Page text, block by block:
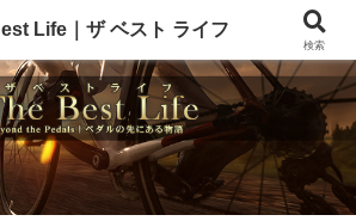
Life｜ザ ベスト ライフ
検索